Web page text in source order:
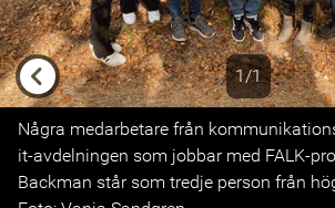
1/1
Previous
Några medarbetare från
it-avdelningen som jobbar med FALK-
Backman står som tredje person från